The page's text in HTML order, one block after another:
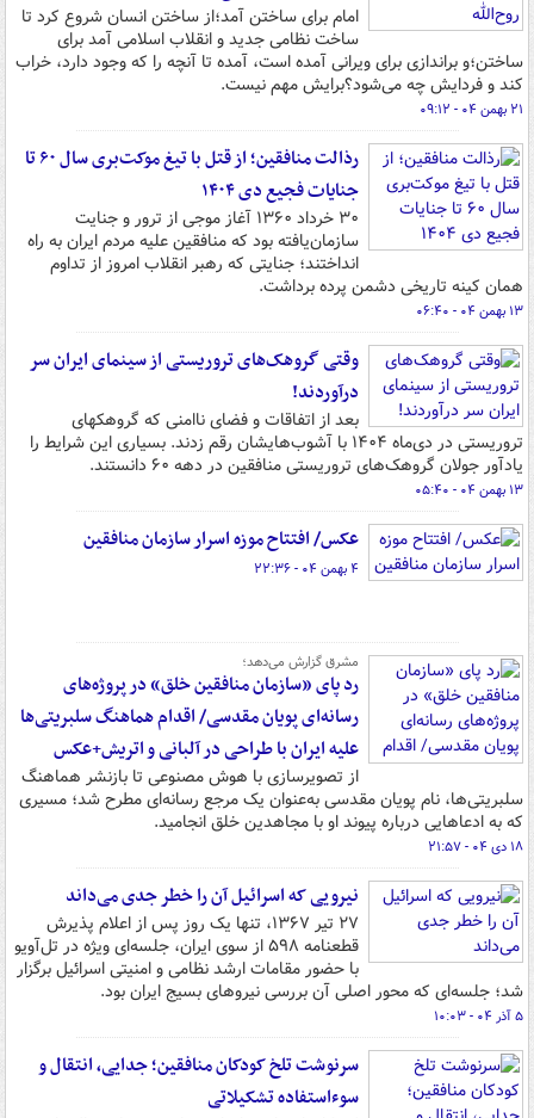
امام برای ساختن آمد؛از ساختن انسان شروع کرد تا
ساخت نظامی جدید و انقلاب اسلامی آمد برای
ساختن؛و براندازی برای ویرانی آمده است، آمده تا آنچه را که وجود دارد، خراب
کند و فردایش چه می‌شود؟برایش مهم نیست.
۲۱ بهمن ۰۴ - ۰۹:۱۲
رذالت منافقین؛ از قتل با تیغ موکت‌بری سال ۶۰ تا
جنایات فجیع دی‌ ۱۴۰۴
۳۰ خرداد ۱۳۶۰ آغاز موجی از ترور و جنایت
سازمان‌یافته بود که منافقین علیه مردم ایران به راه
انداختند؛ جنایتی که رهبر انقلاب امروز از تداوم
همان کینه تاریخی دشمن پرده برداشت.
۱۳ بهمن ۰۴ - ۰۶:۴۰
وقتی گروهک‌های تروریستی از سینمای ایران سر
درآوردند!‌
بعد از اتفاقات و فضای ناامنی که گروهکهای
تروریستی در دی‌ماه ۱۴۰۴ با آشوب‌هایشان رقم زدند. بسیاری این شرایط را
یادآور جولان گروهک‌های تروریستی منافقین در دهه ۶۰ دانستند.
۱۳ بهمن ۰۴ - ۰۵:۴۰
عکس/ افتتاح موزه اسرار سازمان منافقین
۴ بهمن ۰۴ - ۲۲:۳۶
مشرق گزارش می‌دهد؛
رد پای «سازمان منافقین خلق» در پروژه‌های
رسانه‌ای پویان مقدسی/ اقدام هماهنگ سلبریتی‌ها
علیه ایران با طراحی در آلبانی و اتریش+عکس
از تصویرسازی با هوش مصنوعی تا بازنشر هماهنگ
سلبریتی‌ها، نام پویان مقدسی به‌عنوان یک مرجع رسانه‌ای مطرح شد؛ مسیری
که به ادعاهایی درباره پیوند او با مجاهدین خلق انجامید.
۱۸ دی ۰۴ - ۲۱:۵۷
نیرویی که اسرائیل آن را خطر جدی می‌داند
۲۷ تیر ۱۳۶۷، تنها یک روز پس از اعلام پذیرش
قطعنامه ۵۹۸ از سوی ایران، جلسه‌ای ویژه در تل‌آویو
با حضور مقامات ارشد نظامی و امنیتی اسرائیل برگزار
شد؛ جلسه‌ای که محور اصلی آن بررسی نیروهای بسیج ایران بود.
۵ آذر ۰۴ - ۱۰:۰۳
سرنوشت تلخ کودکان منافقین؛ جدایی، انتقال و
سوءاستفاده تشکیلاتی